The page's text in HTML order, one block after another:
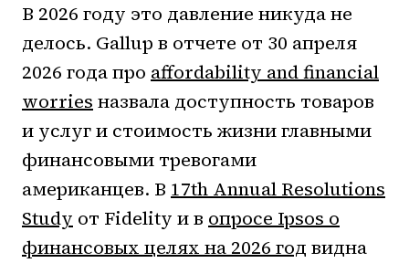
В 2026 году это давление никуда не
делось. Gallup в отчете от 30 апреля
2026 года про affordability and financial
worries назвала доступность товаров
и услуг и стоимость жизни главными
финансовыми тревогами
американцев. В 17th Annual Resolutions
Study от Fidelity и в опросе Ipsos о
финансовых целях на 2026 год видна